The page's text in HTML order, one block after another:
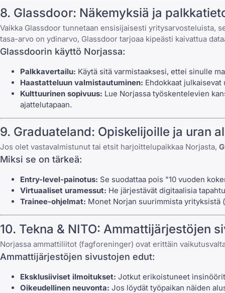
8. Glassdoor: Näkemyksiä ja
Vaikka Glassdoor tunnetaan ensisijaisesti yritysarvosteluista,
tasa-arvo on ydinarvo, Glassdoor tarjoaa kipeästi kaivattua
Glassdoorin käyttö Norjassa:
Palkkavertailu: Käytä sitä varmistaaksesi, ettei sinulle
Haastatteluun valmistautuminen: Ehdokkaat
Kulttuurinen sopivuus: Lue Norjassa työskentelevien
ajattelutapaan.
9. Graduateland: Opiskelijoille ja uran
Jos olet vastavalmistunut tai etsit harjoittelupaikkaa Norjasta,
Miksi se on tärkeä:
Entry-level-painotus: Se suodattaa pois "10 vuoden
Virtuaaliset uramessut: He järjestävät digitaalisia
Trainee-ohjelmat: Monet Norjan suurimmista yrityksistä
10. Tekna & NITO: Ammattijärjestöjen
Norjassa ammattiliitot (fagforeninger) ovat erittäin
Ammattijärjestöjen sivustojen edut:
Eksklusiiviset ilmoitukset: Jotkut erikoistuneet
Oikeudellinen neuvonta: Jos löydät työpaikan näiden